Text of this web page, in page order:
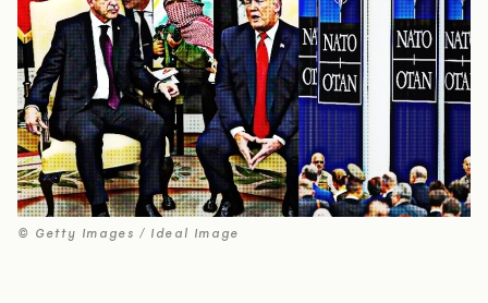
© Getty Images / Ideal Image